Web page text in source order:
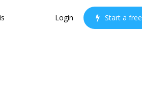
Login Start a free